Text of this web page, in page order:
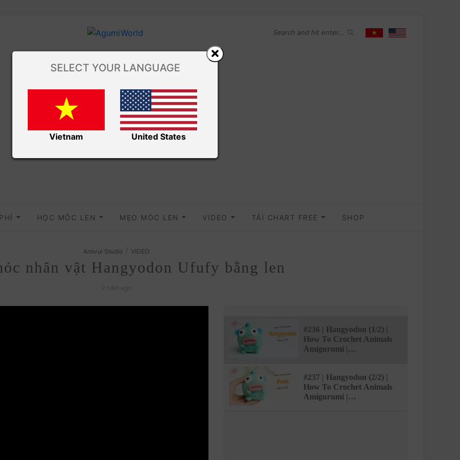
HỌC MÓC LEN MẸO MÓC LEN VIDEO TẢI CHART FREE SHOP
Amivui Studio VIDEO
nhân vật Hangyodon Ufufy bằng len
#236 | Hangyodon (1/2) |
How To Crochet Animals
Amigurumi |
#237 | Hangyodon (2/2) |
How To Crochet Animals
Amigurumi |
SELECT YOUR LANGUAGE
Vietnam United States